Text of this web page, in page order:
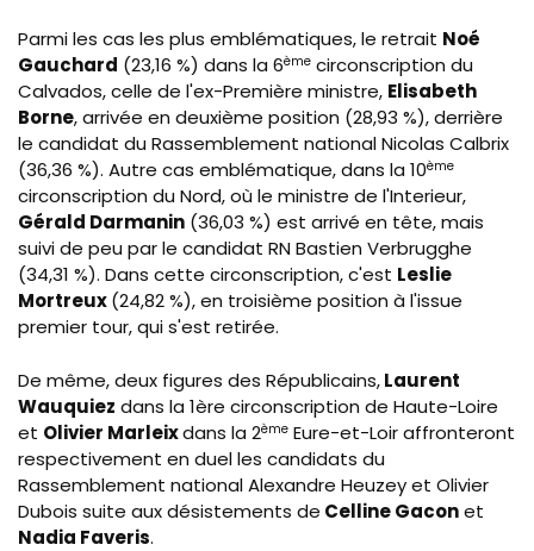
Parmi les cas les plus emblématiques,le retrait Noé
Gauchard (23,16 %) dans la 6ème circonscription du
Calvados, celle de l'ex-Première ministre, Elisabeth
Borne, arrivée en deuxième position (28,93 %), derrière
le candidat du Rassemblement national Nicolas Calbrix
(36,36 %). Autre cas emblématique, dans la 10ème
circonscription du Nord, où le ministre de l'Interieur,
Gérald Darmanin (36,03 %) est arrivé en tête, mais
suivi de peu par le candidat RN Bastien Verbrugghe
(34,31 %). Dans cette circonscription, c'est Leslie
Mortreux(24,82 %), en troisième position à l'issue
premier tour, qui s'est retirée.
De même, deux figures des Républicains,Laurent
Wauquiez dans la 1ère circonscription de Haute-Loire
et Olivier Marleixdans la 2ème Eure-et-Loir affronteront
respectivement en duel les candidats du
Rassemblement nationalAlexandre Heuzey et Olivier
Dubois suite aux désistements de Celline Gaconet
Nadia Faveris.